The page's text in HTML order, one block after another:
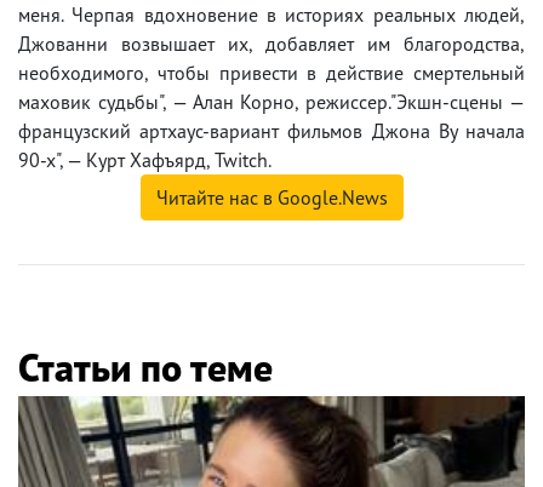
меня. Черпая вдохновение в историях реальных людей,
Джованни возвышает их, добавляет им благородства,
необходимого, чтобы привести в действие смертельный
маховик судьбы", — Алан Корно, режиссер."Экшн-сцены —
французский артхаус-вариант фильмов Джона Ву начала
90-х", — Курт Хафъярд, Twitch.
Читайте нас в Google.News
Статьи по теме